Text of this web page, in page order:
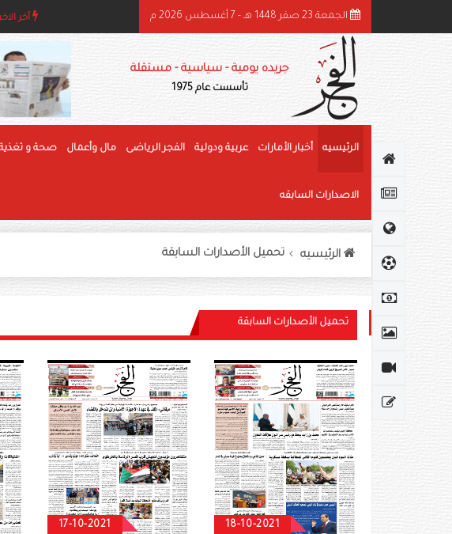
أخر الدولة ونائباه يهنئون رئيس كوت ديفوار بذكرى استقلال بلاده
الجمعة 23 صفر 1448 هـ - 7 أغسطس 2026 م
جريده يومية - سياسية - مستقلة
تأسست عام 1975
الرئيسيه أخبار الأمارات عربية ودولية الفجر الرياضى مال وأعمال صحة و
الاصدارات السابقه
الرئيسيه تحميل الأصدارات السابقة
تحميل الأصدارات السابقة
18-10-2021
17-10-2021